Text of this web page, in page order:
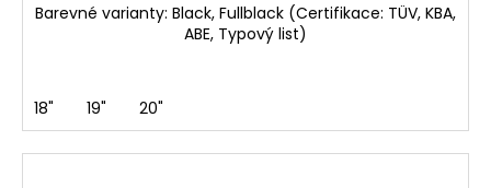
Barevné varianty: Black, Fullblack (Certifikace: TÜV, KBA,
ABE, Typový list)
18" 19" 20"